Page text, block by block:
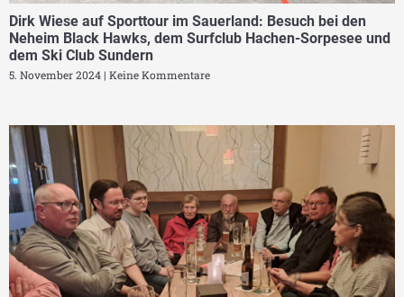
Dirk Wiese auf Sporttour im Sauerland: Besuch bei den
Neheim Black Hawks, dem Surfclub Hachen-Sorpesee und
dem Ski Club Sundern
5. November 2024 Keine Kommentare